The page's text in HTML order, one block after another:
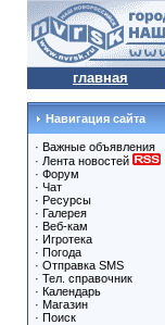
главная
Навигация сайта
· Важные объявления
· Лента новостей
· Форум
· Чат
· Ресурсы
· Галерея
· Веб-кам
· Игротека
· Погода
· Отправка SMS
· Тел. справочник
· Календарь
· Магазин
· Поиск